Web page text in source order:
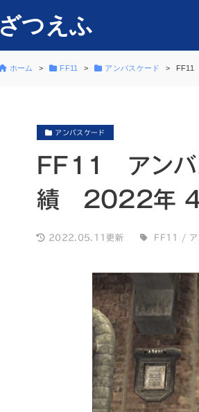
ざつえふ
ホーム FF11 アンバスケード FF11
アンバスケード
FF11 アンバ
績 2022年 4
2022.05.11更新 FF11 /